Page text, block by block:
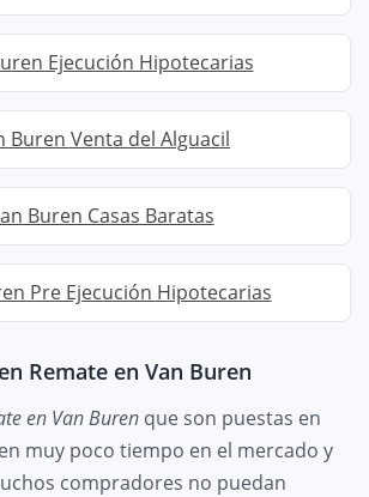
Ejecución Hipotecarias
Buren Venta del Alguacil
Buren Casas Baratas
Pre Ejecución Hipotecarias
Remate en Van Buren
en Van Buren que son puestas en
muy poco tiempo en el mercado y
compradores no puedan